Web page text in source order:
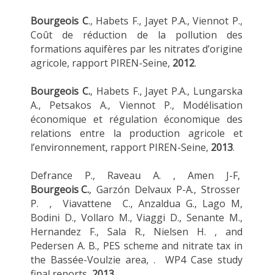
Bourgeois C., Habets F., Jayet P.A., Viennot P.,
Coût de réduction de la pollution des
formations aquifères par les nitrates d’origine
agricole, rapport PIREN-Seine, 2012.
Bourgeois C., Habets F., Jayet P.A., Lungarska
A., Petsakos A., Viennot P., Modélisation
économique et régulation économique des
relations entre la production agricole et
l’environnement, rapport PIREN-Seine, 2013.
Defrance P., Raveau A. , Amen J-F,
Bourgeois C., Garzón Delvaux P-A., Strosser
P. , Viavattene C., Anzaldua G., Lago M,
Bodini D., Vollaro M., Viaggi D., Senante M.,
Hernandez F., Sala R., Nielsen H. , and
Pedersen A. B., PES scheme and nitrate tax in
the Bassée-Voulzie area, . WP4 Case study